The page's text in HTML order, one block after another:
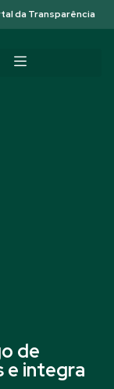
da Transparência
de
e integra